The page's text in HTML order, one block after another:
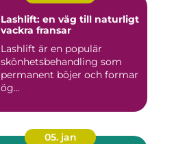
Lashlift: en väg till naturligt
vackra fransar
Lashlift är en populär
skönhetsbehandling som
permanent böjer och formar
ög...
05. jan